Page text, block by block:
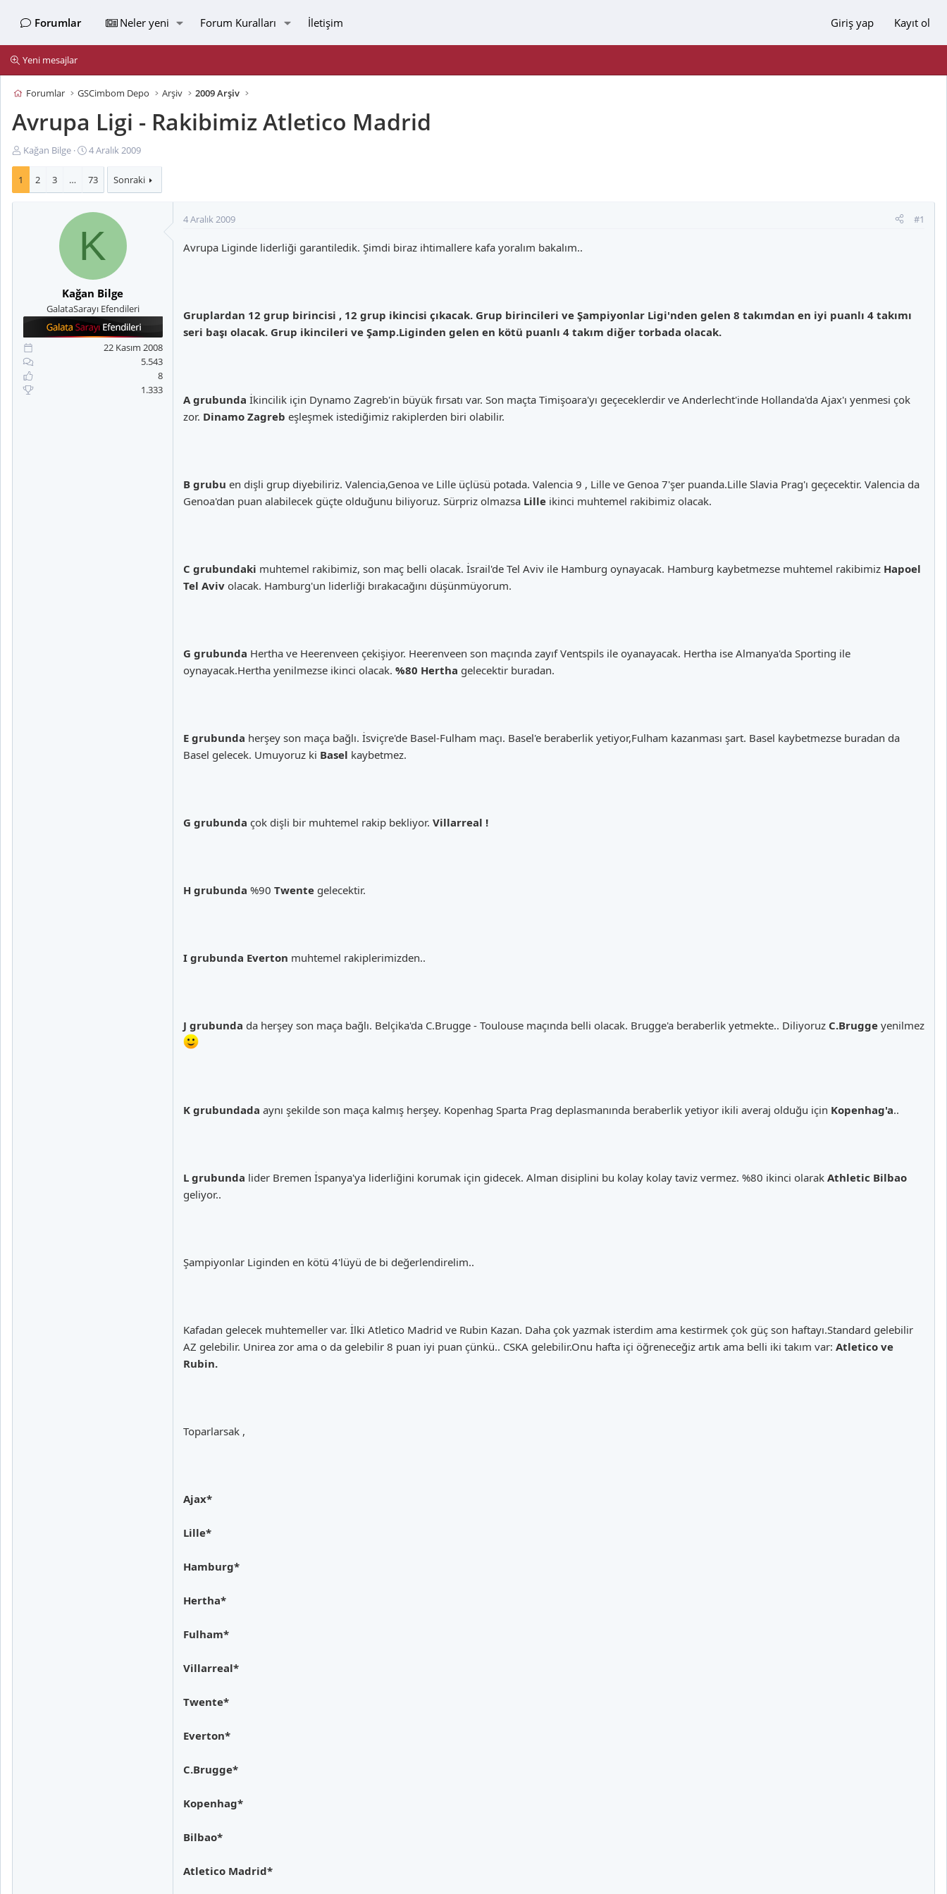
Forumlar Neler yeni Forum Kuralları İletişim Giriş yap Kayıt ol
Yeni mesajlar
Forumlar GSCimbom Depo Arşiv 2009 Arşiv
Avrupa Ligi - Rakibimiz Atletico Madrid
K
o
u
a
Kağan Bilge
B
ş
l
ı
t
a
r
i
h
4 Aralık 2009
1 2 3 … 73 Sonraki
K
Kağan Bilge
GalataSarayı Efendileri
22 Kasım 2008
5.543
8
1.333
4 Aralık 2009 #1
Avrupa Liginde liderliği garantiledik. Şimdi biraz ihtimallere kafa yoralım bakalım..
Gruplardan 12 grup birincisi , 12 grup ikincisi çıkacak. Grup birincileri ve Şampiyonlar Ligi'nden gelen 8 takımdan en iyi puanlı 4 takımı
seri başı olacak. Grup ikincileri ve Şamp.Liginden gelen en kötü puanlı 4 takım diğer torbada olacak.
A grubunda İkincilik için Dynamo Zagreb'in büyük fırsatı var. Son maçta Timişoara'yı geçeceklerdir ve Anderlecht'inde Hollanda'da Ajax'ı yenmesi çok
zor. Dinamo Zagreb eşleşmek istediğimiz rakiplerden biri olabilir.
B grubu en dişli grup diyebiliriz. Valencia,Genoa ve Lille üçlüsü potada. Valencia 9 , Lille ve Genoa 7'şer puanda.Lille Slavia Prag'ı geçecektir. Valencia da
Genoa'dan puan alabilecek güçte olduğunu biliyoruz. Sürpriz olmazsa Lille ikinci muhtemel rakibimiz olacak.
C grubundaki muhtemel rakibimiz, son maç belli olacak. İsrail'de Tel Aviv ile Hamburg oynayacak. Hamburg kaybetmezse muhtemel rakibimiz Hapoel
Tel Aviv olacak. Hamburg'un liderliği bırakacağını düşünmüyorum.
G grubunda Hertha ve Heerenveen çekişiyor. Heerenveen son maçında zayıf Ventspils ile oyanayacak. Hertha ise Almanya'da Sporting ile
oynayacak.Hertha yenilmezse ikinci olacak. %80 Hertha gelecektir buradan.
E grubunda herşey son maça bağlı. İsviçre'de Basel-Fulham maçı. Basel'e beraberlik yetiyor,Fulham kazanması şart. Basel kaybetmezse buradan da
Basel gelecek. Umuyoruz ki Basel kaybetmez.
G grubunda çok dişli bir muhtemel rakip bekliyor. Villarreal !
H grubunda %90 Twente gelecektir.
I grubunda Everton muhtemel rakiplerimizden..
J grubunda da herşey son maça bağlı. Belçika'da C.Brugge - Toulouse maçında belli olacak. Brugge'a beraberlik yetmekte.. Diliyoruz C.Brugge yenilmez
K grubundada aynı şekilde son maça kalmış herşey. Kopenhag Sparta Prag deplasmanında beraberlik yetiyor ikili averaj olduğu için Kopenhag'a..
L grubunda lider Bremen İspanya'ya liderliğini korumak için gidecek. Alman disiplini bu kolay kolay taviz vermez. %80 ikinci olarak Athletic Bilbao
geliyor..
Şampiyonlar Liginden en kötü 4'lüyü de bi değerlendirelim..
Kafadan gelecek muhtemeller var. İlki Atletico Madrid ve Rubin Kazan. Daha çok yazmak isterdim ama kestirmek çok güç son haftayı.Standard gelebilir
AZ gelebilir. Unirea zor ama o da gelebilir 8 puan iyi puan çünkü.. CSKA gelebilir.Onu hafta içi öğreneceğiz artık ama belli iki takım var: Atletico ve
Rubin.
Toparlarsak ,
Ajax*
Lille*
Hamburg*
Hertha*
Fulham*
Villarreal*
Twente*
Everton*
C.Brugge*
Kopenhag*
Bilbao*
Atletico Madrid*